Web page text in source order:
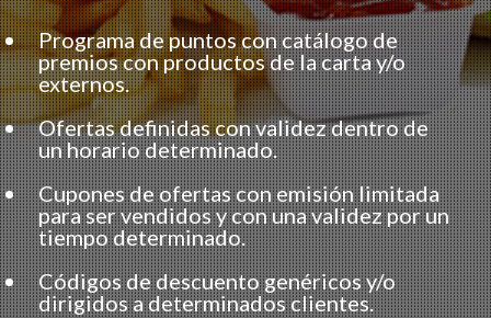
Programa de puntos con catálogo de
premios con productos de la carta y/o
externos.
Ofertas definidas con validez dentro de
un horario determinado.
Cupones de ofertas con emisión limitada
para ser vendidos y con una validez por un
tiempo determinado.
Códigos de descuento genéricos y/o
dirigidos a determinados clientes.